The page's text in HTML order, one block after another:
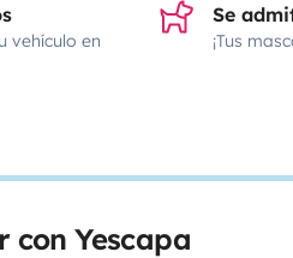
vehículo en
Se
¡Tus
Yescapa